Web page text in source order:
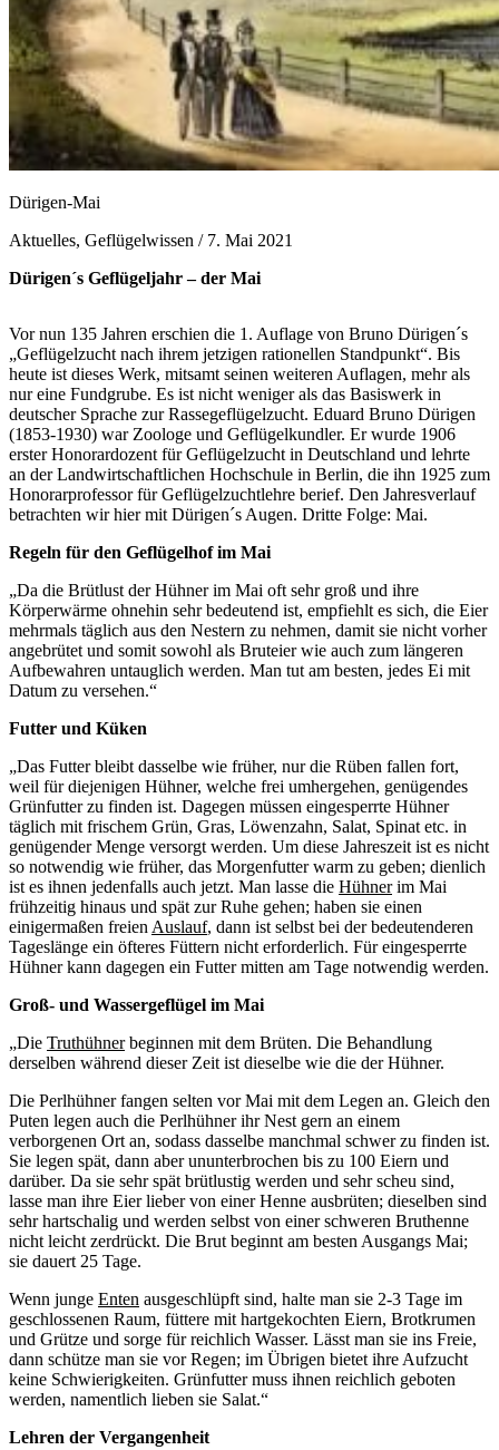
Dürigen-Mai
Aktuelles, Geflügelwissen / 7. Mai 2021
Dürigen´s Geflügeljahr – der Mai
Vor nun 135 Jahren erschien die 1. Auflage von Bruno Dürigen´s
„Geflügelzucht nach ihrem jetzigen rationellen Standpunkt“. Bis
heute ist dieses Werk, mitsamt seinen weiteren Auflagen, mehr als
nur eine Fundgrube. Es ist nicht weniger als das Basiswerk in
deutscher Sprache zur Rassegeflügelzucht. Eduard Bruno Dürigen
(1853-1930) war Zoologe und Geflügelkundler. Er wurde 1906
erster Honorardozent für Geflügelzucht in Deutschland und lehrte
an der Landwirtschaftlichen Hochschule in Berlin, die ihn 1925 zum
Honorarprofessor für Geflügelzuchtlehre berief. Den Jahresverlauf
betrachten wir hier mit Dürigen´s Augen. Dritte Folge: Mai.
Regeln für den Geflügelhof im Mai
„Da die Brütlust der Hühner im Mai oft sehr groß und ihre
Körperwärme ohnehin sehr bedeutend ist, empfiehlt es sich, die Eier
mehrmals täglich aus den Nestern zu nehmen, damit sie nicht vorher
angebrütet und somit sowohl als Bruteier wie auch zum längeren
Aufbewahren untauglich werden. Man tut am besten, jedes Ei mit
Datum zu versehen.“
Futter und Küken
„Das Futter bleibt dasselbe wie früher, nur die Rüben fallen fort,
weil für diejenigen Hühner, welche frei umhergehen, genügendes
Grünfutter zu finden ist. Dagegen müssen eingesperrte Hühner
täglich mit frischem Grün, Gras, Löwenzahn, Salat, Spinat etc. in
genügender Menge versorgt werden. Um diese Jahreszeit ist es nicht
so notwendig wie früher, das Morgenfutter warm zu geben; dienlich
ist es ihnen jedenfalls auch jetzt. Man lasse die Hühnerim Mai
frühzeitig hinaus und spät zur Ruhe gehen; haben sie einen
einigermaßen freien Auslauf, dann ist selbst bei der bedeutenderen
Tageslänge ein öfteres Füttern nicht erforderlich. Für eingesperrte
Hühner kann dagegen ein Futter mitten am Tage notwendig werden.
Groß- und Wassergeflügel im Mai
„Die Truthühnerbeginnen mit dem Brüten. Die Behandlung
derselben während dieser Zeit ist dieselbe wie die der Hühner.
Die Perlhühner fangen selten vor Mai mit dem Legen an. Gleich den
Puten legen auch die Perlhühner ihr Nest gern an einem
verborgenen Ort an, sodass dasselbe manchmal schwer zu finden ist.
Sie legen spät, dann aber ununterbrochen bis zu 100 Eiern und
darüber. Da sie sehr spät brütlustig werden und sehr scheu sind,
lasse man ihre Eier lieber von einer Henne ausbrüten; dieselben sind
sehr hartschalig und werden selbst von einer schweren Bruthenne
nicht leicht zerdrückt. Die Brut beginnt am besten Ausgangs Mai;
sie dauert 25 Tage.
Wenn junge Enten ausgeschlüpft sind, halte man sie 2-3 Tage im
geschlossenen Raum, füttere mit hartgekochten Eiern, Brotkrumen
und Grütze und sorge für reichlich Wasser. Lässt man sie ins Freie,
dann schütze man sie vor Regen; im Übrigen bietet ihre Aufzucht
keine Schwierigkeiten. Grünfutter muss ihnen reichlich geboten
werden, namentlich lieben sie Salat.“
Lehren der Vergangenheit